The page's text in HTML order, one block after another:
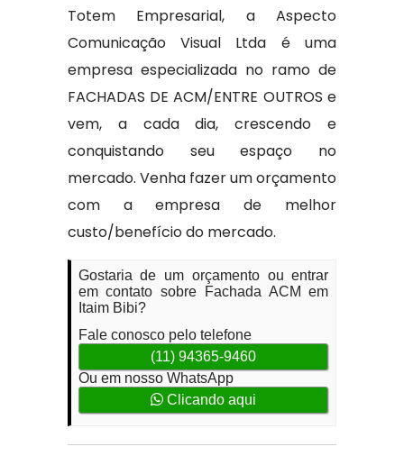
Totem Empresarial, a Aspecto
Comunicação Visual Ltda é uma
empresa especializada no ramo de
FACHADAS DE ACM/ENTRE OUTROS e
vem, a cada dia, crescendo e
conquistando seu espaço no
mercado. Venha fazer um orçamento
com a empresa de melhor
custo/benefício do mercado.
Gostaria de um orçamento ou entrar
em contato sobre Fachada ACM em
Itaim Bibi?
Fale conosco pelo telefone
(11) 94365-9460
Ou em nosso WhatsApp
Clicando aqui